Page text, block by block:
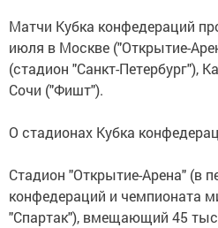
Матчи Кубка конфедераций
июля в Москве ("Открытие-
(стадион "Санкт-Петербург"),
Сочи ("Фишт").
О стадионах Кубка
Стадион "Открытие-Арена" (в
конфедераций и чемпионата
"Спартак"), вмещающий 45